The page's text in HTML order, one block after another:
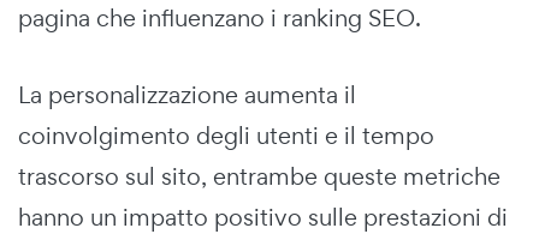
pagina che influenzano i ranking SEO.
La personalizzazione aumenta il
coinvolgimento degli utenti e il tempo
trascorso sul sito, entrambe queste metriche
hanno un impatto positivo sulle prestazioni di